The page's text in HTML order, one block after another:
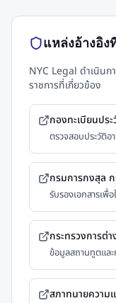
แหล่งอ้างอิง
NYC Legal ดำเนินก
ราชการที่เกี่ยวข้อง
กองทะเบียนปร
ตรวจสอบประวัติ
กรมการกงสุล ก
รับรองเอกสารเพื่
กระทรวงการต่า
ข้อมูลสถานทูตแล
สภาทนายความ